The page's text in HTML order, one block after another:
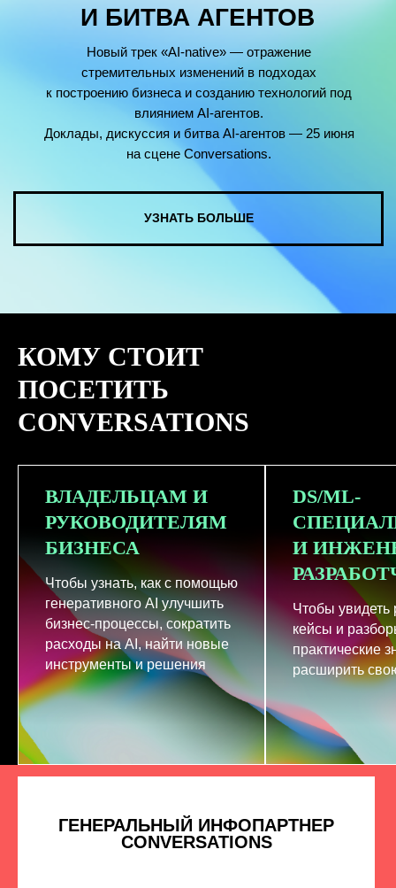
КОМУ СТОИТ
ПОСЕТИТЬ
CONVERSATIONS
ВЛАДЕЛЬЦАМ И
РУКОВОДИТЕЛЯМ
БИЗНЕСА
Чтобы узнать, как с помощью
генеративного AI улучшить
бизнес-процессы, сократить
расходы на AI, найти новые
инструменты и решения
DS/ML-
И
Чтобы увидеть
кейсы и
практические
расширить